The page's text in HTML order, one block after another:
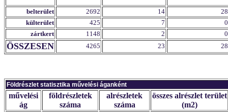
belterület 2692 14
28
külterület
425 7
0
zártkert
1148 2 0
ÖSSZESEN 4265 23 28
Földrészlet statisztika művelési áganként
művelési
ág
földrészletek
száma
alrészletek
száma
összes alrészlet terület
(m2)